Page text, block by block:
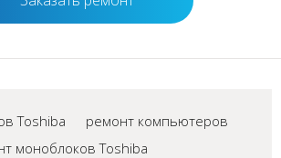
Toshiba
ремонт компьютеров
моноблоков Toshiba